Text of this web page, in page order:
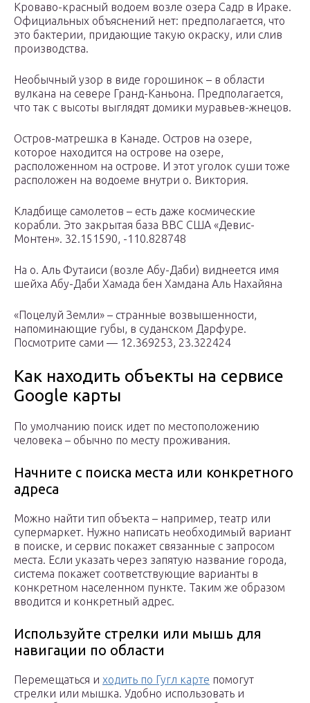
Кроваво-красный водоем возле озера Садр в Ираке.
Официальных объяснений нет: предполагается, что
это бактерии, придающие такую окраску, или слив
производства.
Необычный узор в виде горошинок – в области
вулкана на севере Гранд-Каньона. Предполагается,
что так с высоты выглядят домики муравьев-жнецов.
Остров-матрешка в Канаде. Остров на озере,
которое находится на острове на озере,
расположенном на острове. И этот уголок суши тоже
расположен на водоеме внутри о. Виктория.
Кладбище самолетов – есть даже космические
корабли. Это закрытая база ВВС США «Девис-
Монтен». 32.151590, -110.828748
На о. Аль Футаиси (возле Абу-Даби) виднеется имя
шейха Абу-Даби Хамада бен Хамдана Аль Нахайяна
«Поцелуй Земли» – странные возвышенности,
напоминающие губы, в суданском Дарфуре.
Посмотрите сами — 12.369253, 23.322424
Как находить объекты на сервисе
Google карты
По умолчанию поиск идет по местоположению
человека – обычно по месту проживания.
Начните с поиска места или конкретного
адреса
Можно найти тип объекта – например, театр или
супермаркет. Нужно написать необходимый вариант
в поиске, и сервис покажет связанные с запросом
места. Если указать через запятую название города,
система покажет соответствующие варианты в
конкретном населенном пункте. Таким же образом
вводится и конкретный адрес.
Используйте стрелки или мышь для
навигации по области
Перемещаться и ходить по Гугл карте помогут
стрелки или мышка. Удобно использовать и